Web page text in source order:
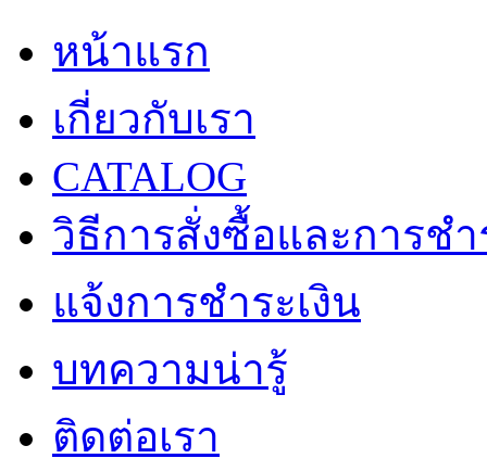
หน้าแรก
เกี่ยวกับเรา
CATALOG
วิธีการสั่งซื้อและการชำ
แจ้งการชำระเงิน
บทความน่ารู้
ติดต่อเรา